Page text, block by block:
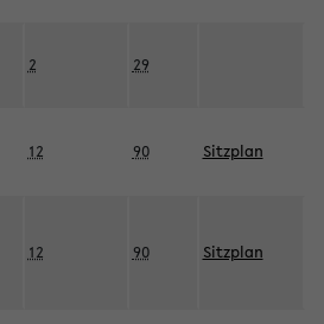
2 29
12 90 Sitzplan
12 90 Sitzplan